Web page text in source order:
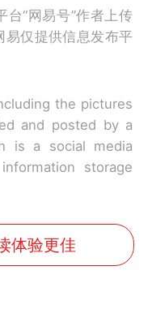
“网易号”作者上传
易仅提供信息发布平
the pictures
and posted by a
is a social media
storage
体验更佳